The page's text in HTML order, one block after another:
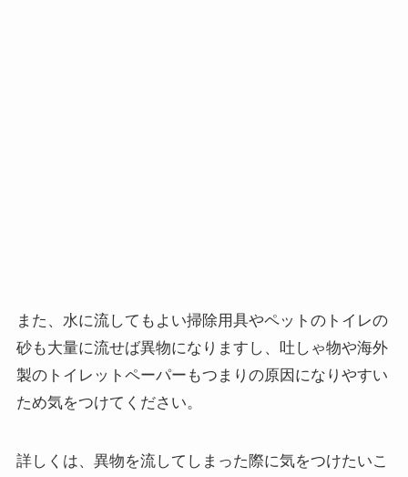
また、水に流してもよい掃除用具やペットのトイレの
砂も大量に流せば異物になりますし、吐しゃ物や海外
製のトイレットペーパーもつまりの原因になりやすい
ため気をつけてください。
詳しくは、異物を流してしまった際に気をつけたいこ